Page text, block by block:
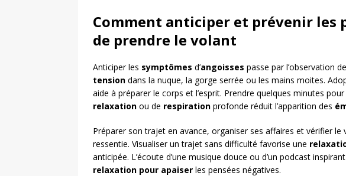
Comment anticiper et prévenir les
de prendre le volant
Anticiper les symptômes d’angoisses passe par l’observation
tension dans la nuque, la gorge serrée ou les mains moites.
aide à préparer le corps et l’esprit. Prendre quelques minutes
relaxation ou de respiration profonde réduit l’apparition des
Préparer son trajet en avance, organiser ses affaires et vérifier le
ressentie. Visualiser un trajet sans difficulté favorise une
anticipée. L’écoute d’une musique douce ou d’un podcast
relaxation pour apaiser les pensées négatives.